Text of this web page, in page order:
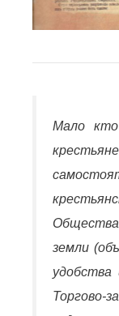
Мало
земли
удобства
Торгово-